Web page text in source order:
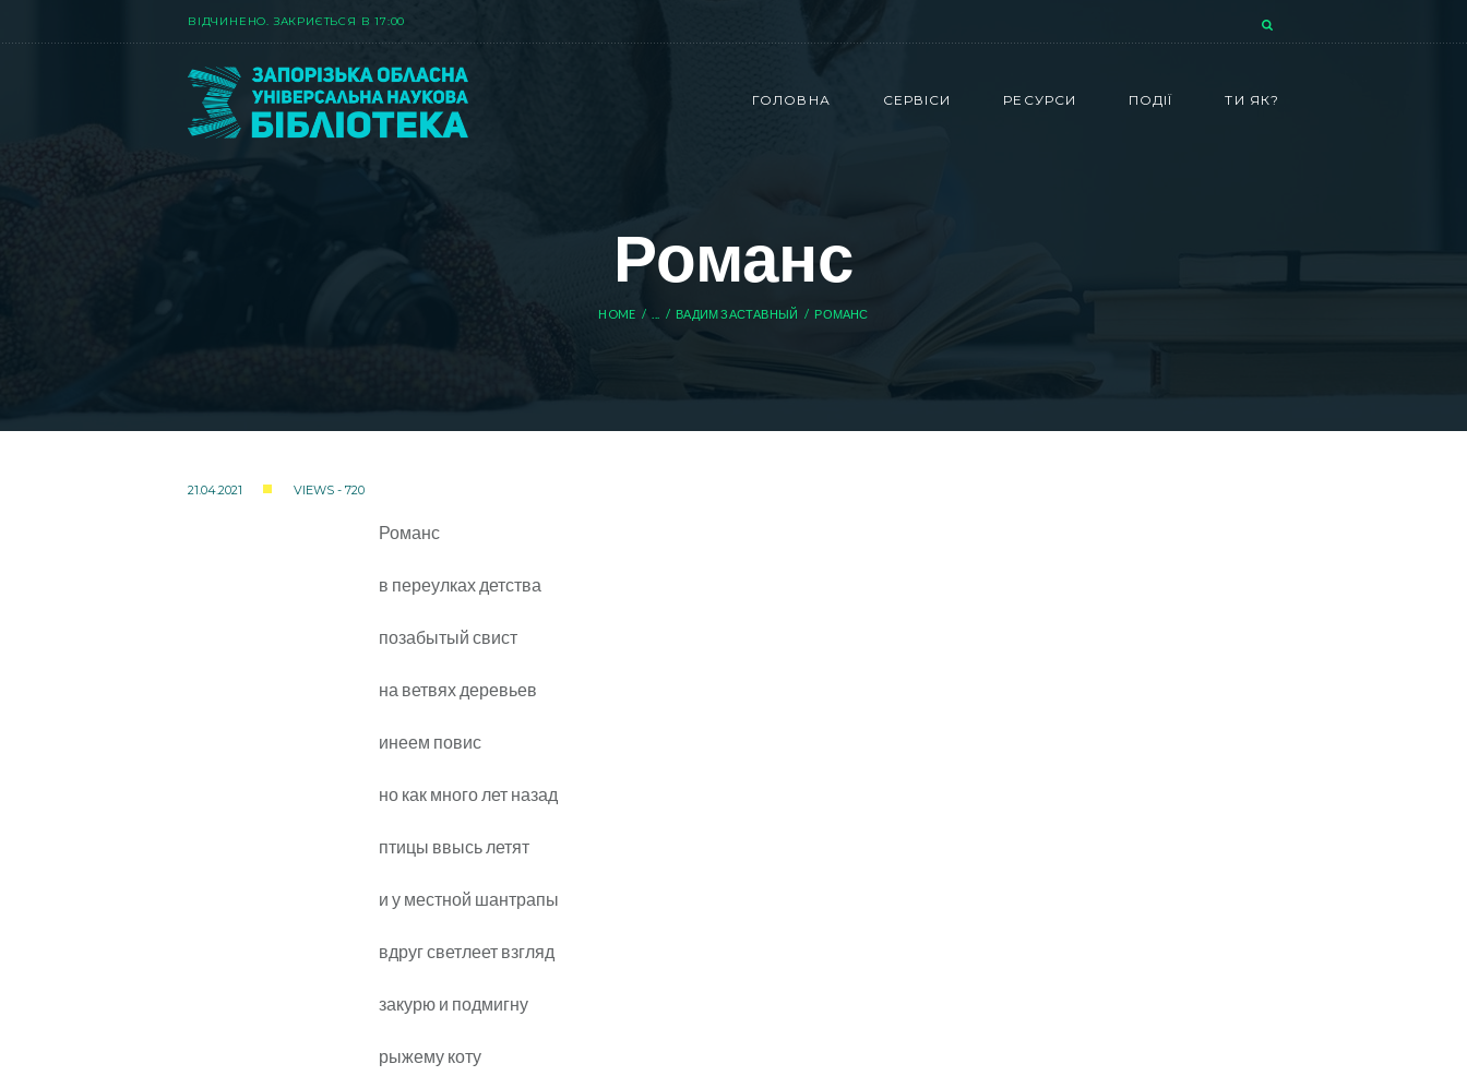
ВIДЧИНЕНО. ЗАКРИЄТЬСЯ В 17:00
ГОЛОВНА СЕРВІСИ РЕСУРСИ ПОДІЇ ТИ ЯК?
Романс
HOME ВАДИМ ЗАСТАВНЫЙ РОМАНС
21.04.2021 VIEWS - 720
Романс
в переулках детства
позабытый свист
на ветвях деревьев
инеем повис
но как много лет назад
птицы ввысь летят
и у местной шантрапы
вдруг светлеет взгляд
закурю и подмигну
рыжему коту